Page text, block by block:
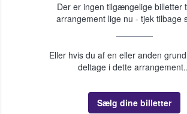
Der er ingen tilgængelige billetter
arrangement lige nu - tjek tilbage
Eller hvis du af en eller anden
deltage i dette
Sælg dine billetter